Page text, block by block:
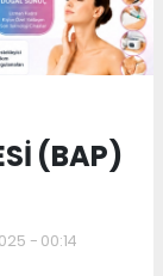
(BAP)
- 00:14